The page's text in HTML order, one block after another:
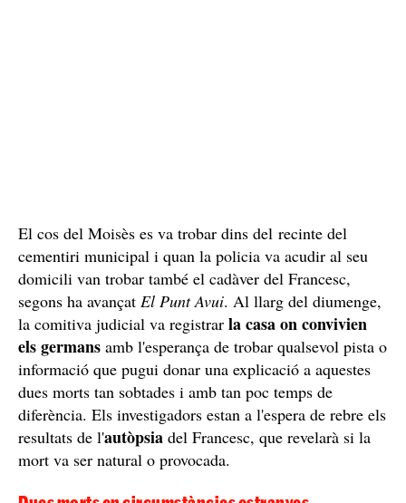
El cos del Moisès es va trobar dins del recinte del
cementiri municipal i quan la policia va acudir al seu
domicili van trobar també el cadàver del Francesc,
segons ha avançat El Punt Avui. Al llarg del diumenge,
la comitiva judicial va registrar la casa on convivien
els germans amb l'esperança de trobar qualsevol pista o
informació que pugui donar una explicació a aquestes
dues morts tan sobtades i amb tan poc temps de
diferència. Els investigadors estan a l'espera de rebre els
resultats de l'autòpsia del Francesc, que revelarà si la
mort va ser natural o provocada.